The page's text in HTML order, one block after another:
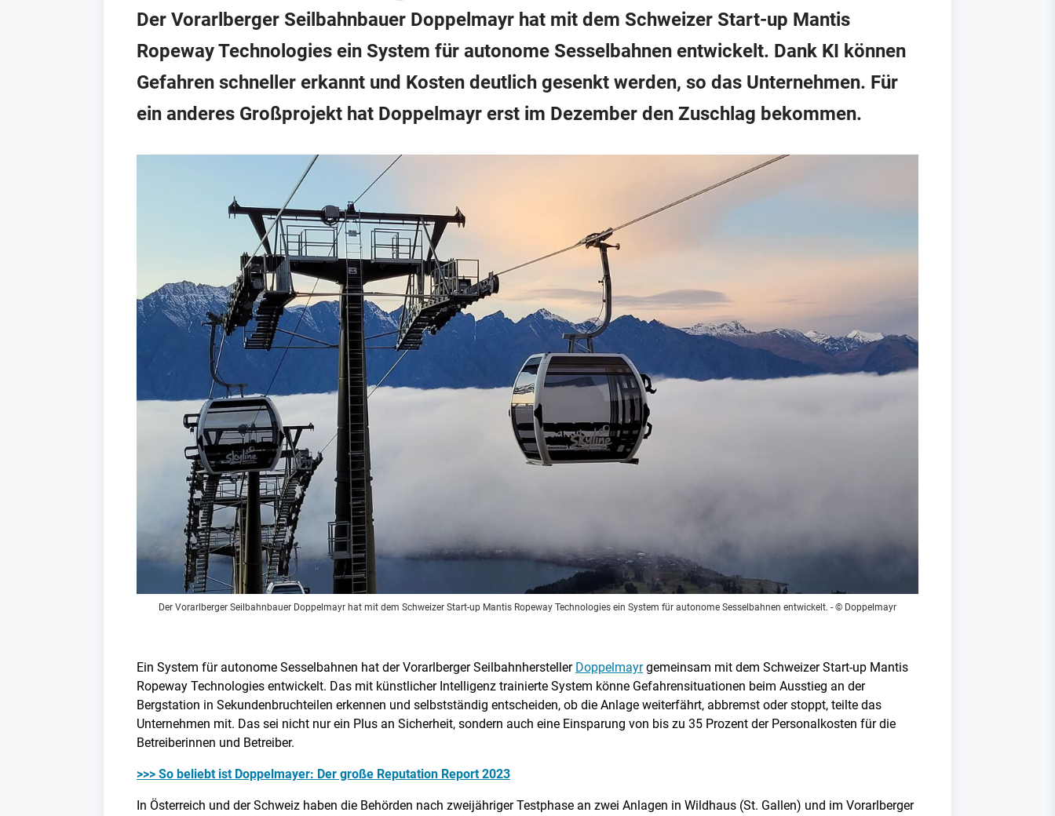
Der Vorarlberger Seilbahnbauer Doppelmayr hat mit dem Schweizer Start-up Mantis
Ropeway Technologies ein System für autonome Sesselbahnen entwickelt. Dank KI können
Gefahren schneller erkannt und Kosten deutlich gesenkt werden, so das Unternehmen. Für
ein anderes Großprojekt hat Doppelmayr erst im Dezember den Zuschlag bekommen.
Der Vorarlberger Seilbahnbauer Doppelmayr hat mit dem Schweizer Start-up Mantis Ropeway Technologies ein System für autonome Sesselbahnen entwickelt. - © Doppelmayr
Ein System für autonome Sesselbahnen hat der Vorarlberger Seilbahnhersteller Doppelmayrgemeinsam mit dem Schweizer Start-up Mantis
Ropeway Technologies entwickelt. Das mit künstlicher Intelligenz trainierte System könne Gefahrensituationen beim Ausstieg an der
Bergstation in Sekundenbruchteilen erkennen und selbstständig entscheiden, ob die Anlage weiterfährt, abbremst oder stoppt, teilte das
Unternehmen mit. Das sei nicht nur ein Plus an Sicherheit, sondern auch eine Einsparung von bis zu 35 Prozent der Personalkosten für die
Betreiberinnen und Betreiber.
>>> So beliebt ist Doppelmayer: Der große Reputation Report 2023
In Österreich und der Schweiz haben die Behörden nach zweijähriger Testphase an zwei Anlagen in Wildhaus (St. Gallen) und im Vorarlberger